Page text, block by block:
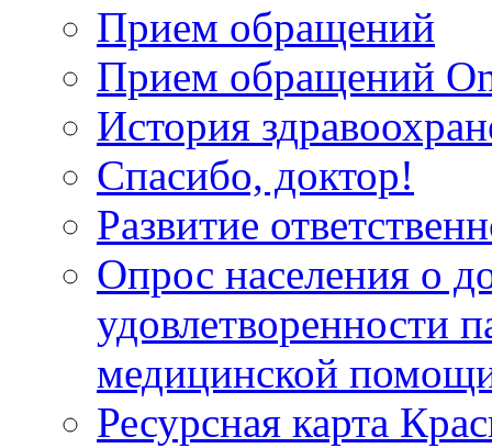
Прием обращений
Прием обращений
История
Спасибо, доктор!
Развитие
Опрос населения о
удовлетворенности
медицинской
Ресурсная карта